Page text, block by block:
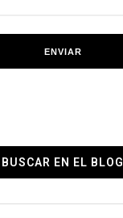
BUSCAR EN EL BLOG